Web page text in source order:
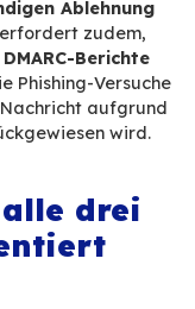
ausgehende
leicht eine
des
(Relay)
Based